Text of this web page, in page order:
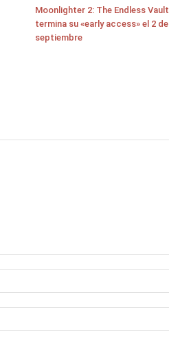
Moonlighter 2: The Endless Vault
termina su «early access» el 2 de
septiembre